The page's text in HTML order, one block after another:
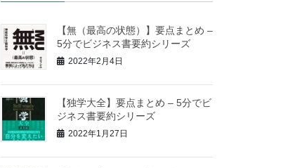
【無（最高の状態）】要点まとめ –
5分でビジネス書要約シリーズ
2022年2月4日
【独学大全】要点まとめ – 5分でビ
ジネス書要約シリーズ
2022年1月27日